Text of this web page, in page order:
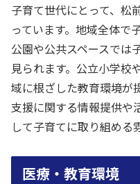
子育て世代にとって、松
っています。地域全体で
公園や公共スペースでは
見られます。公立小学校
域に根ざした教育環境が
支援に関する情報提供や
して子育てに取り組める
医療・教育環境